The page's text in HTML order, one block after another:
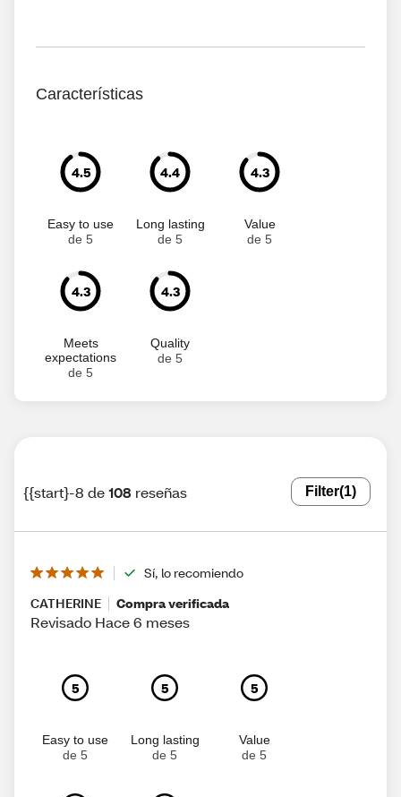
Características
4.5
Easy to use
de 5
4.4
Long lasting
de 5
4.3
Value
de 5
4.3
Meets
expectations
de 5
4.3
Quality
de 5
{{start}-8 de108 reseñas Filter(1)
Sí, lo recomiendo
CATHERINE
Compra verificada
Revisado Hace 6 meses
5
Easy to use
de 5
5
Long lasting
de 5
5
Value
de 5